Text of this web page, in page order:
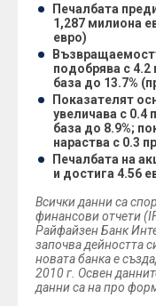
Печалбата
1,287 милиона
евро)
подобрява с 4.2
база до 13.7%
Показателят
увеличава с 0.4
база до 8.9%;
нараства с 0.3
Печалбата на
и достига 4.56
Всички данни са
финансови отчети
Райфайзен Банк
започва дейността
новата банка е
2010 г. Освен
данни са на про